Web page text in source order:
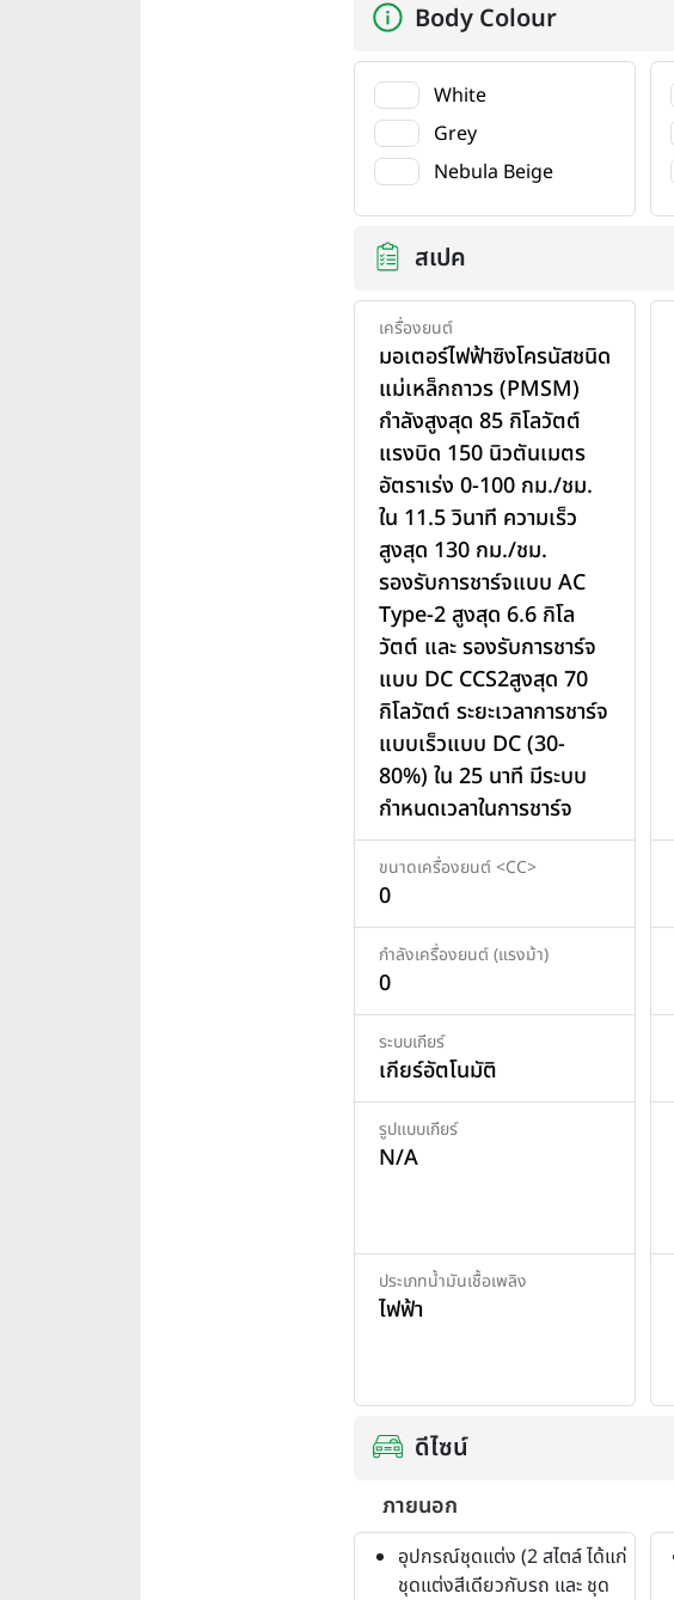
Body Colour
White
Grey
Nebula Beige
สเปค
เครื่องยนต์
มอเตอร์ไฟฟ้าซิงโครนัสชนิด
แม่เหล็กถาวร (PMSM)
กำลังสูงสุด 85 กิโลวัตต์
แรงบิด 150 นิวตันเมตร
อัตราเร่ง 0-100 กม./ชม.
ใน 11.5 วินาที ความเร็ว
สูงสุด 130 กม./ชม.
รองรับการชาร์จแบบ AC
Type-2 สูงสุด 6.6 กิโล
วัตต์ และ รองรับการชาร์จ
แบบ DC CCS2สูงสุด 70
กิโลวัตต์ ระยะเวลาการชาร์จ
แบบเร็วแบบ DC (30-
80%) ใน 25 นาที มีระบบ
กำหนดเวลาในการชาร์จ
ขนาดเครื่องยนต์ <CC>
0
กำลังเครื่องยนต์ (แรงม้า)
0
ระบบเกียร์
เกียร์อัตโนมัติ
รูปแบบเกียร์
N/A
ประเภทน้ำมันเชื้อเพลิง
ไฟฟ้า
ดีไซน์
ภายนอก
อุปกรณ์ชุดแต่ง (2 สไตล์ ได้แก่
ชุดแต่งสีเดียวกับรถ และ ชุด